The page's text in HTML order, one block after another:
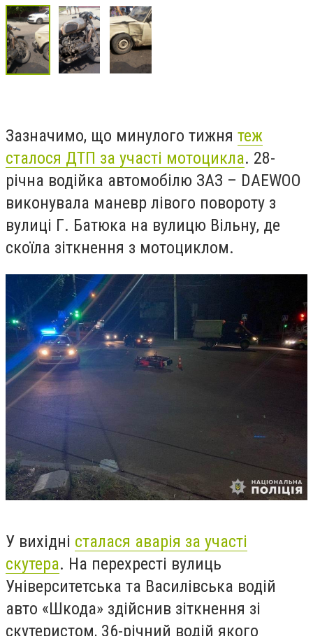
Зазначимо, що минулого тижня теж
сталося ДТП за участі мотоцикла. 28-
річна водійка автомобілю ЗАЗ – DAEWOO
виконувала маневр лівого повороту з
вулиці Г. Батюка на вулицю Вільну, де
скоїла зіткнення з мотоциклом.
У вихідні сталася аварія за участі
скутера. На перехресті вулиць
Університетська та Василівська водій
авто «Шкода» здійснив зіткнення зі
скутеристом, 36-річний водій якого